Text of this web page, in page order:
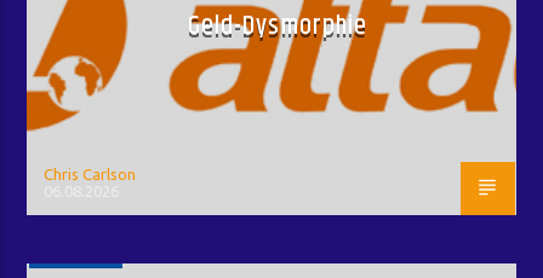
Geld-Dysmorphie
Chris Carlson